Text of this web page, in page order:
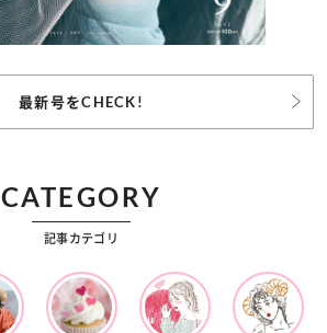
最新号をCHECK!
CATEGORY
記事カテゴリ